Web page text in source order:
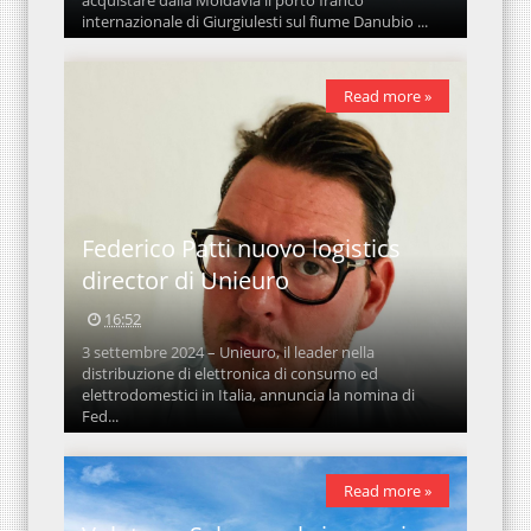
internazionale di Giurgiulesti sul fiume Danubio ...
Federico Patti nuovo logistics
director di Unieuro
16:52
3 settembre 2024 – Unieuro, il leader nella
distribuzione di elettronica di consumo ed
elettrodomestici in Italia, annuncia la nomina di
Fed...
Read more »
Read more »